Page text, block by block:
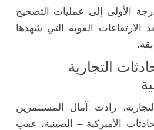
الأولى إلى عمليات التصحيح
الارتفاعات القوية التي شهدها
التجارية
زادت آمال المستثمرين
الأميركية – الصينية، عقب